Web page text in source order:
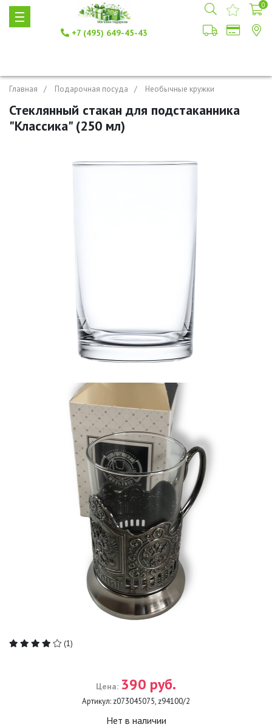
+7 (495) 649-45-43
0
Главная Подарочная посуда Необычные кружки
Стеклянный стакан для подстаканника
"Классика" (250 мл)
(1)
Цена: 390 руб.
Артикул: z073045075, z94100/2
Нет в наличии